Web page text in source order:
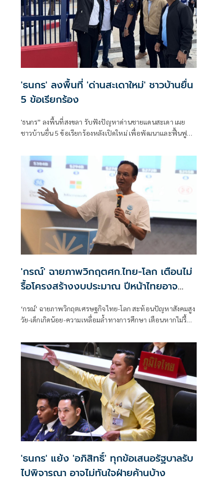
'ธนกร' ลงพื้นที่ 'ด่านสะเดาใหม่' ชาวบ้านยื่น
5 ข้อเรียกร้อง
'ธนกร” ลงพื้นที่สงขลา รับฟังปัญหาด่านชายแดนสะเดา เผย
ชาวบ้านยื่น 5 ข้อเรียกร้องหลังเปิดใหม่ เพื่อพัฒนาและฟื้นฟู
'กรณ์' ฉายภาพวิกฤตศก.ไทย-โลก เตือนไม่
รื้อโครงสร้างงบประมาณ ปีหน้าไทยอาจ
‘กรณ์’ ฉายภาพวิกฤตเศรษฐกิจไทย-โลก สะท้อนปัญหาสังคมสูง
วัย-เด็กเกิดน้อย-ความเหลื่อมล้ำทางการศึกษา เตือนหากไม่รื้อ
สังคายนางบฯ และปฏิรูปการเมืองด่วน
'ธนกร' แย้ง 'อภิสิทธิ์' ทุกข้อเสนอรัฐบาลรับ
ไปพิจารณา อาจไม่ทันใจฝ่ายค้านบ้าง